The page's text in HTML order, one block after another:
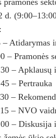
pramonės
d.
– Atidarymas
– Pramonės
–
– Pertrauka
–
– NVO
– Diskusija